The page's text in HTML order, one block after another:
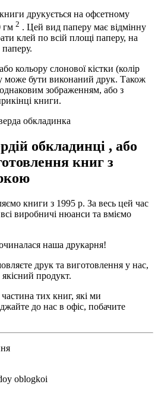
друкується на офсетному
гм 2 . Цей вид паперу має відмінну
клей по всій площі паперу, на
паперу.
кольору слонової кістки (колір
може бути виконаний друк. Також
зображенням, або з
книги.
обкладинці , або
книг з
книги з 1995 р. За весь цей час
виробничі нюанси та вміємо
наша друкарня!
друк та виготовлення у нас,
продукт.
тих книг, які ми
до нас в офіс, побачите